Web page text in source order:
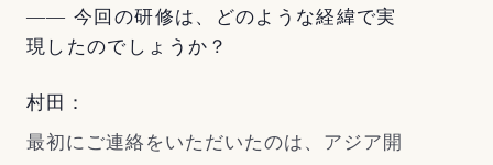
―― 今回の研修は、どのような経緯で実
現したのでしょうか？
村田：
最初にご連絡をいただいたのは、アジア開